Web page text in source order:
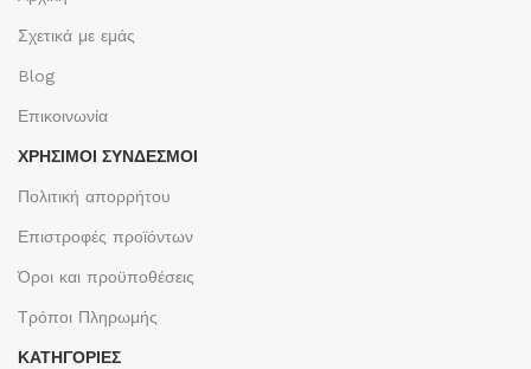
Σχετικά με εμάς
Blog
Επικοινωνία
ΧΡΉΣΙΜΟΙ ΣΎΝΔΕΣΜΟΙ
Πολιτική απορρήτου
Επιστροφές προϊόντων
Όροι και προϋποθέσεις
Τρόποι Πληρωμής
ΚΑΤΗΓΟΡΙΕΣ